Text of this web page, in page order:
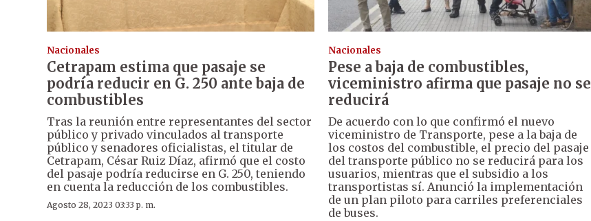
Nacionales
Cetrapam estima que pasaje se
podría reducir en G. 250 ante baja de
combustibles
Tras la reunión entre representantes del sector
público y privado vinculados al transporte
público y senadores oficialistas, el titular de
Cetrapam, César Ruiz Díaz, afirmó que el costo
del pasaje podría reducirse en G. 250, teniendo
en cuenta la reducción de los combustibles.
Agosto 28, 2023 03:33 p. m.
Nacionales
Pese a baja de combustibles,
viceministro afirma que pasaje no se
reducirá
De acuerdo con lo que confirmó el nuevo
viceministro de Transporte, pese a la baja de
los costos del combustible, el precio del pasaje
del transporte público no se reducirá para los
usuarios, mientras que el subsidio a los
transportistas sí. Anunció la implementación
de un plan piloto para carriles preferenciales
de buses.